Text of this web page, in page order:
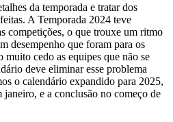
da temporada e tratar dos
A Temporada 2024 teve
competições, o que trouxe um ritmo
desempenho que foram para os
cedo as equipes que não se
deve eliminar esse problema
o calendário expandido para 2025,
e a conclusão no começo de